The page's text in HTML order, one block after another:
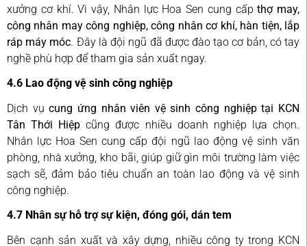
xưởng cơ khí. Vì vậy, Nhân lực Hoa Sen cung cấpthợ may,
công nhân may công nghiệp, công nhân cơ khí, hàn tiện, lắp
ráp máy móc. Đây là đội ngũ đã được đào tạo cơ bản, có tay
nghề phù hợp để tham gia sản xuất ngay.
4.6 Lao động vệ sinh công nghiệp
Dịch vụcung ứng nhân viên vệ sinh công nghiệp tại KCN
Tân Thới Hiệp cũng được nhiều doanh nghiệp lựa chọn.
Nhân lực Hoa Sen cung cấp đội ngũ lao động vệ sinh văn
phòng, nhà xưởng, kho bãi, giúp giữ gìn môi trường làm việc
sạch sẽ, đảm bảo tiêu chuẩn an toàn lao động và vệ sinh
công nghiệp.
4.7 Nhân sự hỗ trợ sự kiện, đóng gói, dán tem
Bên cạnh sản xuất và xây dựng, nhiều công ty trong KCN